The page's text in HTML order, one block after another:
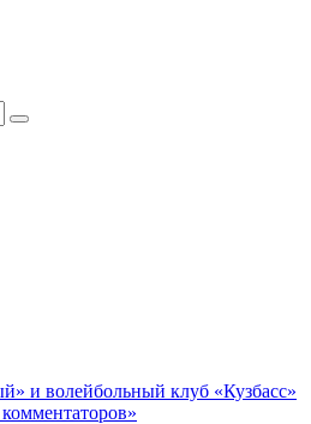
и волейбольный клуб «Кузбасс»